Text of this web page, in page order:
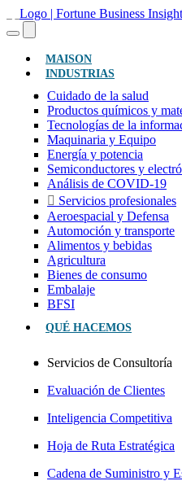
MAISON(ACTUAL)
INDUSTRIAS
Cuidado de la salud
Productos químicos y
Tecnologías de la
Maquinaria y Equipo
Energía y potencia
Semiconductores y
Análisis de COVID-19
Servicios profesionales
Aeroespacial y Defensa
Automoción y transporte
Alimentos y bebidas
Agricultura
Bienes de consumo
Embalaje
BFSI
QUÉ HACEMOS
Servicios de Consultoría
Evaluación de Clientes
Inteligencia Competitiva
Hoja de Ruta Estratégica
Cadena de Suministro y